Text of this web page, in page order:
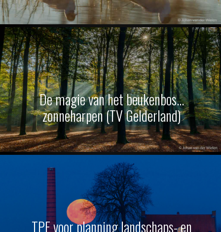
De magie van het beukenbos…
zonneharpen (TV Gelderland)
TPE voor planning landschaps- en